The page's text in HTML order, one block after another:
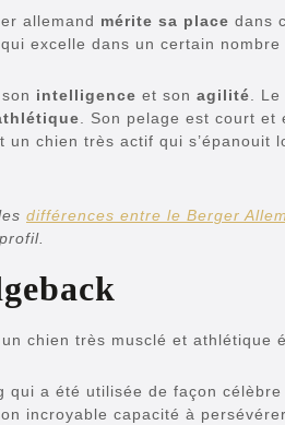
allemand mérite sa place dans
qui excelle dans un certain
intelligence et son agilité. Le
. Son pelage est court et
un chien très actif qui s’épanouit
différences entre le Berger
chien très musclé et athlétique
qui a été utilisée de façon
incroyable capacité à